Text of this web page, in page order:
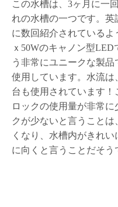
この水槽は、3ヶ月に一
れの水槽の一つです。英
に数回紹介されているよ
ｘ50Wのキャノン型
う非常にユニークな製
使用しています。水流は
台も使用されています
ロックの使用量が非常
クが少ないと言うこと
くなり、水槽内がきれ
に向くと言うことだそう